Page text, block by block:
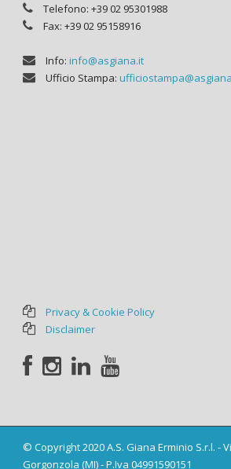
Telefono: +39 02 95301988
Fax: +39 02 95158916
Info: info@asgiana.it
Ufficio Stampa:
Privacy & Cookie Policy
Disclaimer
© Copyright 2020 A.S. Giana Erminio S.r.l. -
Gorgonzola (MI) - P.Iva 04991590151